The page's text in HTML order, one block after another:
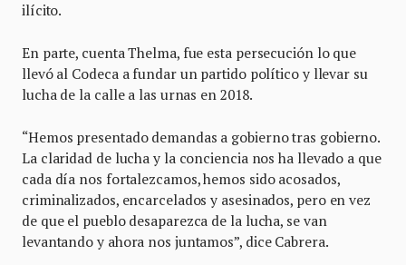
ilícito.
En parte, cuenta Thelma, fue esta persecución lo que
llevó al Codeca a fundar un partido político y llevar su
lucha de la calle a las urnas en 2018.
“Hemos presentado demandas a gobierno tras gobierno.
La claridad de lucha y la conciencia nos ha llevado a que
cada día nos fortalezcamos, hemos sido acosados,
criminalizados, encarcelados y asesinados, pero en vez
de que el pueblo desaparezca de la lucha, se van
levantando y ahora nos juntamos”, dice Cabrera.